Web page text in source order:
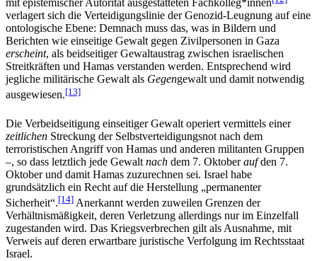
mit epistemischer Autorität ausgestatteten Fachkolleg*innen
verlagert sich die Verteidigungslinie der Genozid-Leugnung auf eine
ontologische Ebene: Demnach muss das, was in Bildern und
Berichten wie einseitige Gewalt gegen Zivilpersonen in Gaza
erscheint, als beidseitiger Gewaltaustrag zwischen israelischen
Streitkräften und Hamas verstanden werden. Entsprechend wird
jegliche militärische Gewalt als Gegengewalt und damit notwendig
ausgewiesen.[13]
Die Verbeidseitigung einseitiger Gewalt operiert vermittels einer
zeitlichen Streckung der Selbstverteidigungsnot nach dem
terroristischen Angriff von Hamas und anderen militanten Gruppen
–, so dass letztlich jede Gewalt nach dem 7. Oktoberaufden 7.
Oktober und damit Hamas zuzurechnen sei. Israel habe
grundsätzlich ein Recht auf die Herstellung „permanenter
Sicherheit“.[14] Anerkannt werden zuweilen Grenzen der
Verhältnismäßigkeit, deren Verletzung allerdings nur im Einzelfall
zugestanden wird. Das Kriegsverbrechen gilt als Ausnahme, mit
Verweis auf deren erwartbare juristische Verfolgung im Rechtsstaat
Israel.